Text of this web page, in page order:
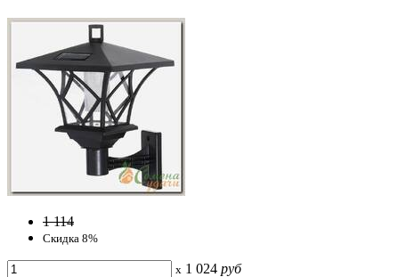
1 114
Скидка 8%
x 1 024 руб